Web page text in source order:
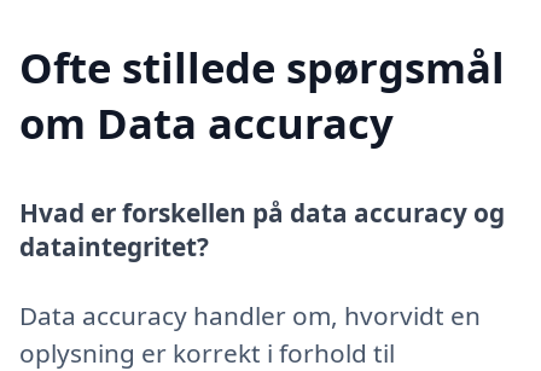
Ofte stillede spørgsmål
om Data accuracy
Hvad er forskellen på data accuracy og
dataintegritet?
Data accuracy handler om, hvorvidt en
oplysning er korrekt i forhold til